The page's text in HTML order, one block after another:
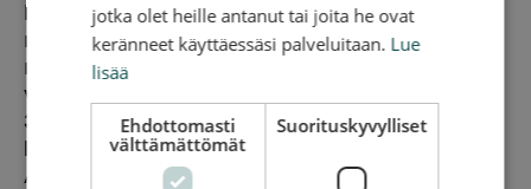
heikosta teiden ylläpidosta. Tiestöön varatut
määrärahat ovat vähentyneet, joten
routavaurioita ei pystytä korjaamaan sillä
vauhdilla, johon on totuttu.
3. Vakuutus- ja liikkuvuuspalveluiden
kattavat palvelut
Automerkkien ja vakuutusyhtiöiden palvelut
jotka olet heille antanut tai joita he ovat
keränneet käyttäessäsi palveluitaan. Lue
lisää
Ehdottomasti
välttämättömät
Suorituskyvylliset